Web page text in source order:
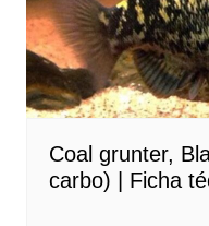
Coal grunter,
carbo) | Ficha